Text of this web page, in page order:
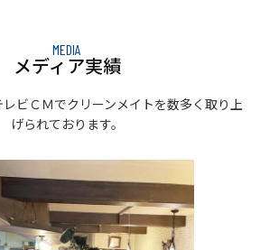
MEDIA
メディア実績
レビＣＭでクリーンメイトを数多く取り上
げられております。